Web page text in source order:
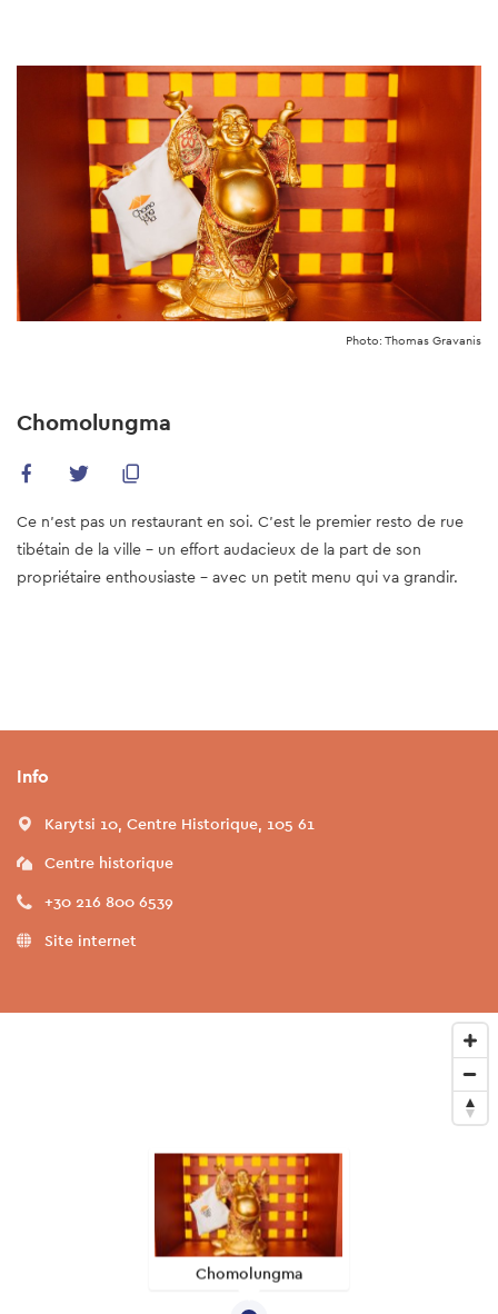
Photo: Thomas Gravanis
Chomolungma
Ce n'est pas un restaurant en soi. C’est le premier resto de rue
tibétain de la ville - un effort audacieux de la part de son
propriétaire enthousiaste - avec un petit menu qui va grandir.
Info
Karytsi 10, Centre Historique, 105 61
Centre historique
+30 216 800 6539
Site internet
Chomolungma